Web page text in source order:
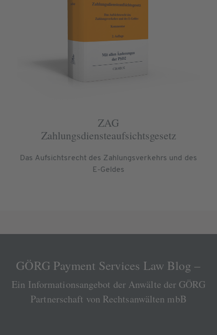
ZAG
Zahlungsdiensteaufsichtsgesetz
Das Aufsichtsrecht des Zahlungsverkehrs und des
E-Geldes
GÖRG Payment Services Law Blog –
Ein Informationsangebot der Anwälte der GÖRG
Partnerschaft von Rechtsanwälten mbB